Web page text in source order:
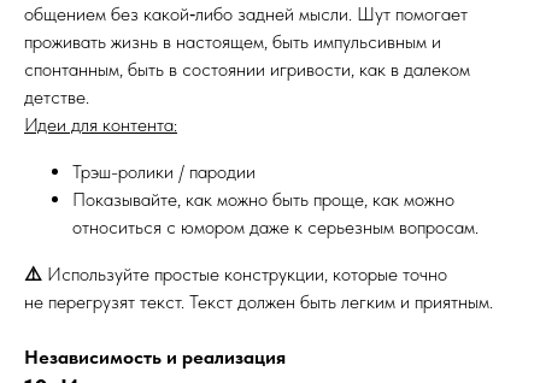
общением без какой‑либо задней мысли. Шут помогает
проживать жизнь в настоящем, быть импульсивным и
спонтанным, быть в состоянии игривости, как в далеком
детстве.
Идеи для контента:
Трэш-ролики / пародии
Показывайте, как можно быть проще, как можно
относиться с юмором даже к серьезным вопросам.
⚠️ Используйте простые конструкции, которые точно
не перегрузят текст. Текст должен быть легким и приятным.
Независимость и реализация